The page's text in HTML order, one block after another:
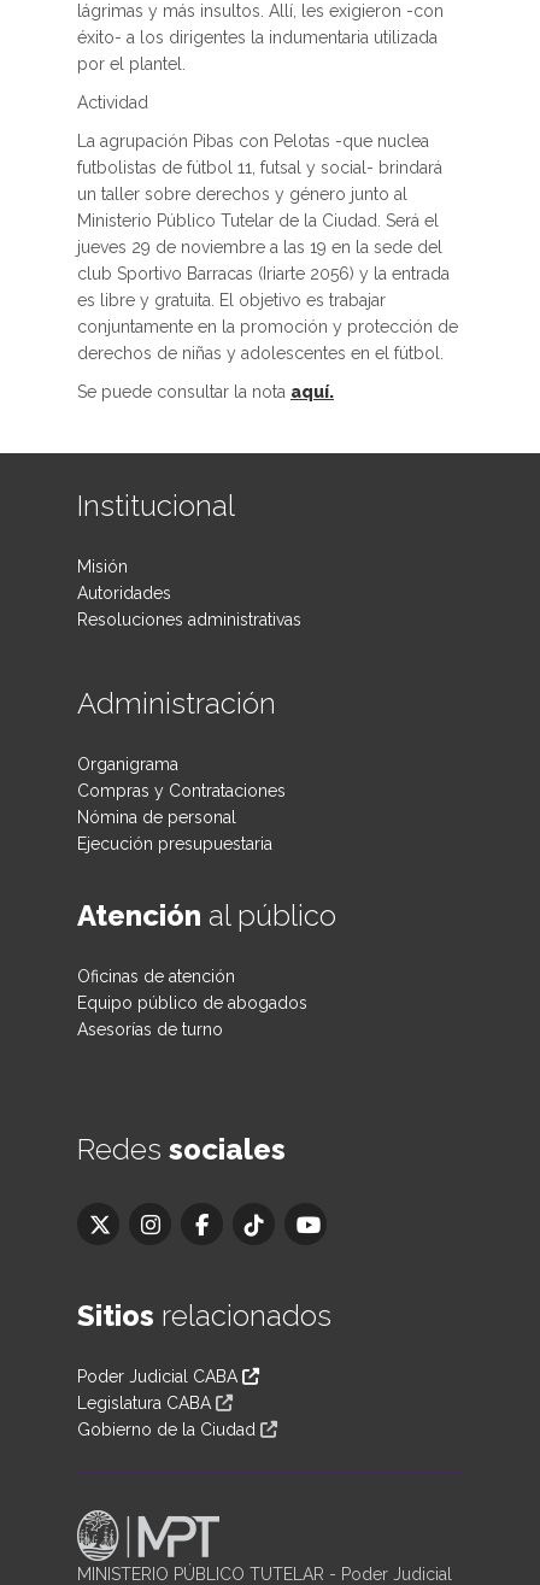
lágrimas y más insultos. Allí, les exigieron -con
éxito- a los dirigentes la indumentaria utilizada
por el plantel.
Actividad
La agrupación Pibas con Pelotas -que nuclea
futbolistas de fútbol 11, futsal y social- brindará
un taller sobre derechos y género junto al
Ministerio Público Tutelar de la Ciudad. Será el
jueves 29 de noviembre a las 19 en la sede del
club Sportivo Barracas (Iriarte 2056) y la entrada
es libre y gratuita. El objetivo es trabajar
conjuntamente en la promoción y protección de
derechos de niñas y adolescentes en el fútbol.
Se puede consultar la nota aquí.
Institucional
Misión
Autoridades
Resoluciones administrativas
Administración
Organigrama
Compras y Contrataciones
Nómina de personal
Ejecución presupuestaria
Atención al público
Oficinas de atención
Equipo público de abogados
Asesorías de turno
Redes sociales
Sitios relacionados
Poder Judicial CABA
Legislatura CABA
Gobierno de la Ciudad
MINISTERIO PÚBLICO TUTELAR - Poder Judicial